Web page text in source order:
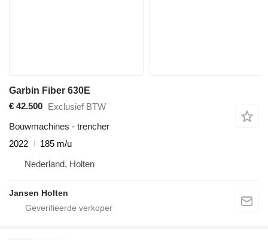
Garbin Fiber 630E
€ 42.500 Exclusief BTW
Bouwmachines - trencher
2022
185 m/u
Nederland, Holten
Jansen Holten